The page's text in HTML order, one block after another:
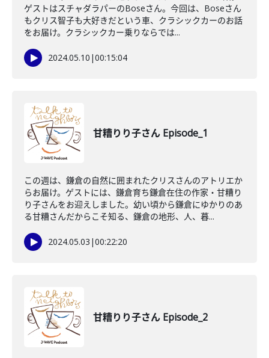
ゲストはスチャダラパーのBoseさん。今回は、Boseさん
もクリス智子も大好きだという車、クラシックカーのお話
をお届け。クラシックカー乗りならでは...
2024.05.10 |00:15:04
甘糟りり子さん Episode_1
この週は、鎌倉の自然に囲まれたクリスさんのアトリエか
らお届け。ゲストには、鎌倉育ち鎌倉在住の作家・甘糟り
り子さんをお迎えしました。幼い頃から鎌倉にゆかりのあ
る甘糟さんだからこそ知る、鎌倉の地形、人、暮...
2024.05.03 |00:22:20
甘糟りり子さん Episode_2